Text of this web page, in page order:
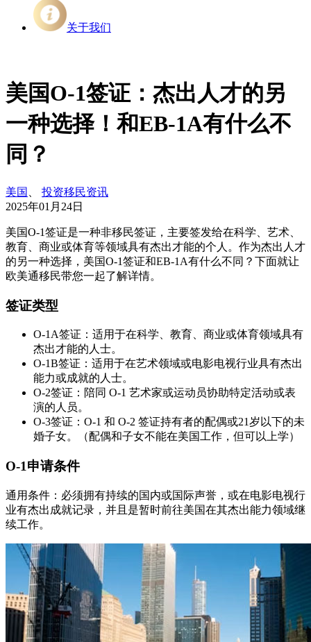
关于我们
美国O-1签证：杰出人才的另
一种选择！和EB-1A有什么不
同？
美国
投资移民资讯
2025年01月24日
美国O-1签证是一种非移民签证，主要签发给在科学、艺术、
教育、商业或体育等领域具有杰出才能的个人。作为杰出人才
的另一种选择，美国O-1签证和EB-1A有什么不同？下面就让
欧美通移民带您一起了解详情。
签证类型
O-1A签证：适用于在科学、教育、商业或体育领域具有
杰出才能的人士。
O-1B签证：适用于在艺术领域或电影电视行业具有杰出
能力或成就的人士。
O-2签证：陪同 O-1 艺术家或运动员协助特定活动或表
演的人员。
O-3签证：O-1 和 O-2 签证持有者的配偶或21岁以下的未
婚子女。（配偶和子女不能在美国工作，但可以上学）
O-1申请条件
通用条件：必须拥有持续的国内或国际声誉，或在电影电视行
业有杰出成就记录，并且是暂时前往美国在其杰出能力领域继
续工作。